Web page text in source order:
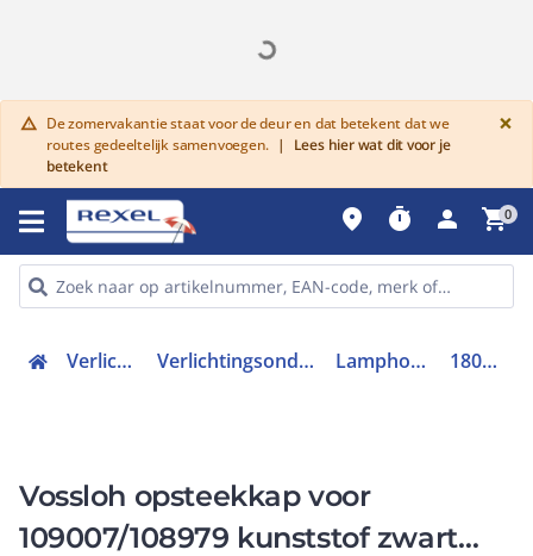
warning De zomervakantie staat voor de deur en dat betekent dat we
routes gedeeltelijk samenvoegen. |
Lees hier wat dit voor je
betekent
×
place timer person shopping_cart0
Verlichting Verlichtingsonderdelen Lamphouders 1800904
Vossloh opsteekkap voor
109007/108979 kunststof zwart